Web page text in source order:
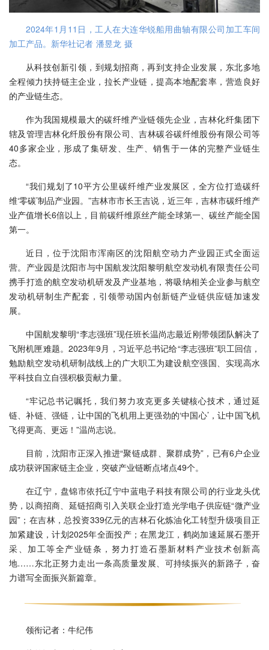
2024年1月11日，工人在大连华锐船用曲轴有限公司加工车间
加工产品。新华社记者 潘昱龙 摄
从科技创新引领，到规划招商，再到支持企业发展，东北多地
全程倾力扶持链主企业，拉长产业链，提高本地配套率，营造良好
的产业链生态。
作为我国规模最大的碳纤维产业链领先企业，吉林化纤集团下
辖及管理吉林化纤股份有限公司、吉林碳谷碳纤维股份有限公司等
40多家企业，形成了集研发、生产、销售于一体的完整产业链生
态。
“我们规划了10平方公里碳纤维产业发展区，全方位打造碳纤
维‘零碳’制品产业园。”吉林市市长王吉说，近三年，吉林市碳纤维产
业产值增长6倍以上，目前碳纤维原丝产能全球第一、碳丝产能全国
第一。
近日，位于沈阳市浑南区的沈阳航空动力产业园正式全面运
营。产业园是沈阳市与中国航发沈阳黎明航空发动机有限责任公司
携手打造的航空发动机研发及产业基地，将吸纳相关企业参与航空
发动机研制生产配套，引领带动国内创新链产业链供应链加速发
展。
中国航发黎明“李志强班”现任班长温尚志最近刚带领团队解决了
飞附机匣难题。2023年9月，习近平总书记给“李志强班”职工回信，
勉励航空发动机研制战线上的广大职工为建设航空强国、实现高水
平科技自立自强积极贡献力量。
“牢记总书记嘱托，我们努力攻克更多关键核心技术，通过延
链、补链、强链，让中国的飞机用上更强劲的‘中国心’，让中国飞机
飞得更高、更远！”温尚志说。
目前，沈阳市正深入推进“聚链成群、聚群成势”，已有6户企业
成功获评国家链主企业，突破产业链断点堵点49个。
在辽宁，盘锦市依托辽宁中蓝电子科技有限公司的行业龙头优
势，以商招商、延链招商引入关联企业打造光学电子供应链“微产业
园”；在吉林，总投资339亿元的吉林石化炼油化工转型升级项目正
加紧建设，计划2025年全面投产；在黑龙江，鹤岗加速延展石墨开
采、加工等全产业链条，努力打造石墨新材料产业技术创新高
地……东北正努力走出一条高质量发展、可持续振兴的新路子，奋
力谱写全面振兴新篇章。
领衔记者：牛纪伟